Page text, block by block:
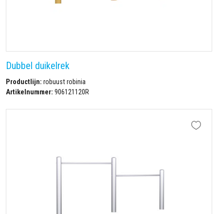
Dubbel duikelrek
Productlijn: robuust robinia
Artikelnummer: 906121120R